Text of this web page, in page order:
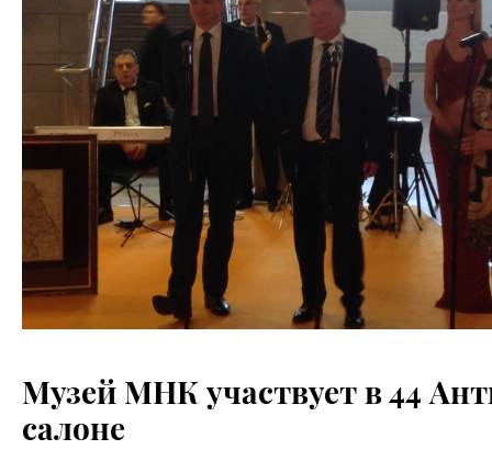
Музей МНК участвует в 44
салоне